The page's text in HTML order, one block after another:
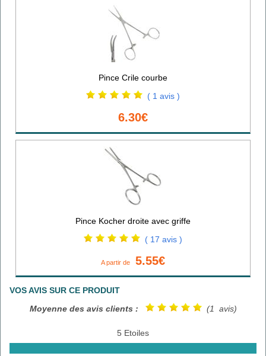
Pince Crile courbe
( 1 avis )
6.30€
Pince Kocher droite avec griffe
( 17 avis )
A partir de 5.55€
VOS AVIS SUR CE PRODUIT
Moyenne des avis clients :
(1 avis)
5 Etoiles